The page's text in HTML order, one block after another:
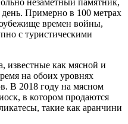
Примерно в 100 метрах
времен войны,
с туристическими
известные как мясной и
на обоих уровнях
В 2018 году на мясном
в котором продаются
такие как аранчини